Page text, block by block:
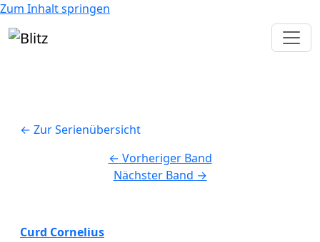
Zum Inhalt springen
← Zur Serienübersicht
← Vorheriger Band
Nächster Band →
Curd Cornelius